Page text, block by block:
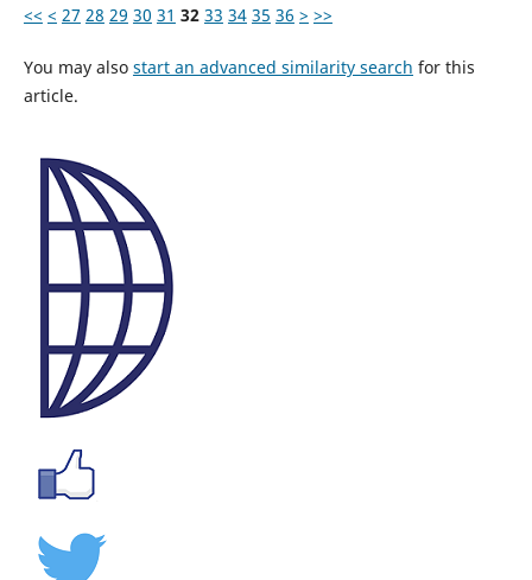
<< < 27 28 29 30 31 32 33 34 35 36 > >>
You may also start an advanced similarity search for this
article.